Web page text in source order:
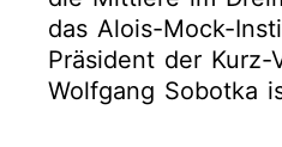
das Alois-Mock-
Präsident der Kurz-
Wolfgang Sobotka